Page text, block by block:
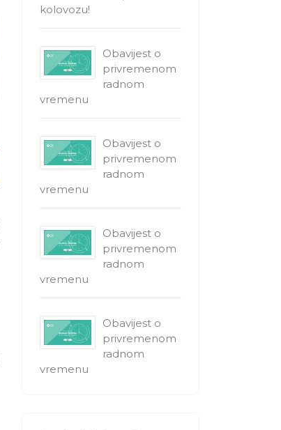
kolovozu!
Obavijest o
privremenom
radnom
vremenu
Obavijest o
privremenom
radnom
vremenu
Obavijest o
privremenom
radnom
vremenu
Obavijest o
privremenom
radnom
vremenu